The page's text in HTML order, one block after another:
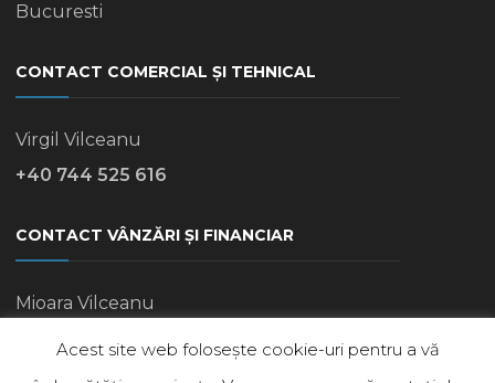
Bucuresti
CONTACT COMERCIAL ȘI TEHNICAL
Virgil Vilceanu
+40 744 525 616
CONTACT VÂNZĂRI ȘI FINANCIAR
Mioara Vilceanu
+40 745 770 248
Acest site web folosește cookie-uri pentru a vă